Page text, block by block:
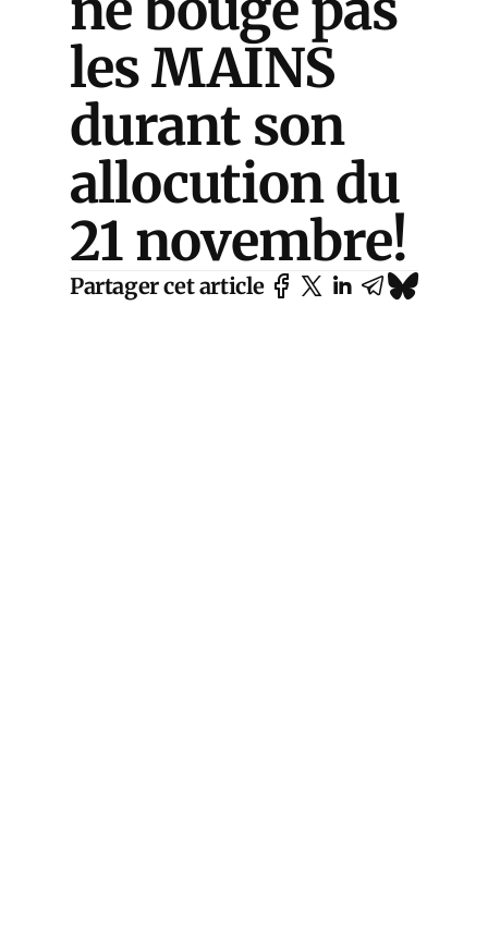
les MAINS
durant son
allocution du
21 novembre!
Partager cet article